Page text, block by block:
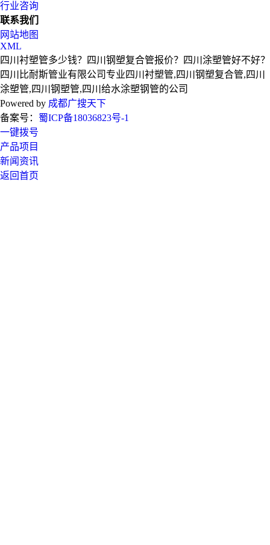
行业咨询
联系我们
网站地图
XML
四川衬塑管多少钱？四川钢塑复合管报价？四川涂塑管好不好？
四川比耐斯管业有限公司专业四川衬塑管,四川钢塑复合管,四川
涂塑管,四川钢塑管,四川给水涂塑钢管的公司
Powered by 成都广搜天下
备案号： 蜀ICP备18036823号-1
一键拨号
产品项目
新闻资讯
返回首页